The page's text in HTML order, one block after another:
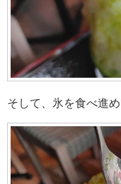
そして、氷を食べ進